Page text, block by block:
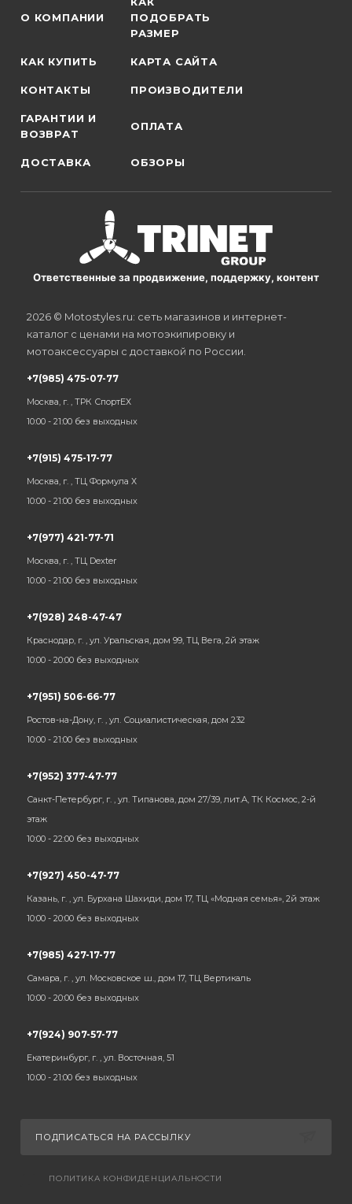
О КОМПАНИИ
ПОДОБРАТЬ
РАЗМЕР
КАК КУПИТЬ КАРТА САЙТА
КОНТАКТЫ ПРОИЗВОДИТЕЛИ
ГАРАНТИИ И
ВОЗВРАТ
ОПЛАТА
ДОСТАВКА ОБЗОРЫ
Ответственные за продвижение, поддержку, контент
2026 © Motostyles.ru: сеть магазинов и интернет-
каталог с ценами на мотоэкипировку и
мотоаксессуары с доставкой по России.
+7(985) 475-07-77
Москва, г. , ТРК СпортЕХ
10:00 - 21:00 без выходных
+7(915) 475-17-77
Москва, г. , ТЦ Формула Х
10:00 - 21:00 без выходных
+7(977) 421-77-71
Москва, г. , ТЦ Dexter
10:00 - 21:00 без выходных
+7(928) 248-47-47
Краснодар, г. , ул. Уральская, дом 99, ТЦ Вега, 2й этаж
10:00 - 20:00 без выходных
+7(951) 506-66-77
Ростов-на-Дону, г. , ул. Социалистическая, дом 232
10:00 - 21:00 без выходных
+7(952) 377-47-77
Санкт-Петербург, г. , ул. Типанова, дом 27/39, лит.А, ТК Космос, 2-й
этаж
10:00 - 22:00 без выходных
+7(927) 450-47-77
Казань, г. , ул. Бурхана Шахиди, дом 17, ТЦ «Модная семья», 2й этаж
10:00 - 20:00 без выходных
+7(985) 427-17-77
Самара, г. , ул. Московское ш., дом 17, ТЦ Вертикаль
10:00 - 20:00 без выходных
+7(924) 907-57-77
Екатеринбург, г. , ул. Восточная, 51
10:00 - 21:00 без выходных
ПОДПИСАТЬСЯ НА РАССЫЛКУ
ПОЛИТИКА КОНФИДЕНЦИАЛЬНОСТИ